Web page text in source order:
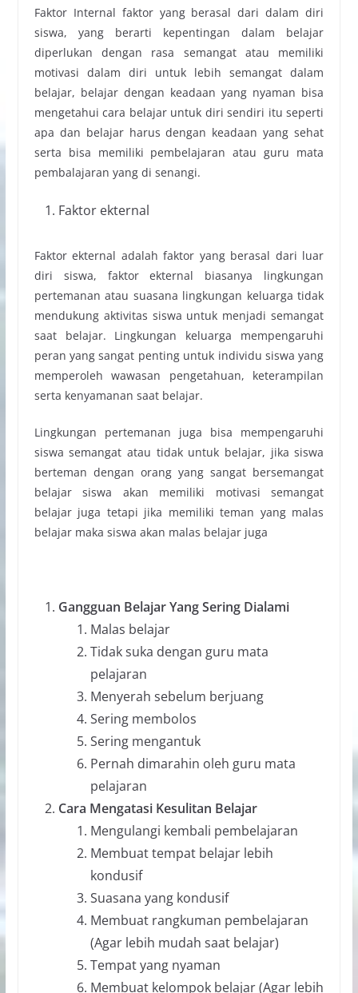
Faktor Internal faktor yang berasal dari dalam diri
siswa, yang berarti kepentingan dalam belajar
diperlukan dengan rasa semangat atau memiliki
motivasi dalam diri untuk lebih semangat dalam
belajar, belajar dengan keadaan yang nyaman bisa
mengetahui cara belajar untuk diri sendiri itu seperti
apa dan belajar harus dengan keadaan yang sehat
serta bisa memiliki pembelajaran atau guru mata
pembalajaran yang di senangi.
Faktor ekternal
Faktor ekternal adalah faktor yang berasal dari luar
diri siswa, faktor ekternal biasanya lingkungan
pertemanan atau suasana lingkungan keluarga tidak
mendukung aktivitas siswa untuk menjadi semangat
saat belajar. Lingkungan keluarga mempengaruhi
peran yang sangat penting untuk individu siswa yang
memperoleh wawasan pengetahuan, keterampilan
serta kenyamanan saat belajar.
Lingkungan pertemanan juga bisa mempengaruhi
siswa semangat atau tidak untuk belajar, jika siswa
berteman dengan orang yang sangat bersemangat
belajar siswa akan memiliki motivasi semangat
belajar juga tetapi jika memiliki teman yang malas
belajar maka siswa akan malas belajar juga
Gangguan Belajar Yang Sering Dialami
Malas belajar
Tidak suka dengan guru mata
pelajaran
Menyerah sebelum berjuang
Sering membolos
Sering mengantuk
Pernah dimarahin oleh guru mata
pelajaran
Cara Mengatasi Kesulitan Belajar
Mengulangi kembali pembelajaran
Membuat tempat belajar lebih
kondusif
Suasana yang kondusif
Membuat rangkuman pembelajaran
(Agar lebih mudah saat belajar)
Tempat yang nyaman
Membuat kelompok belajar (Agar lebih